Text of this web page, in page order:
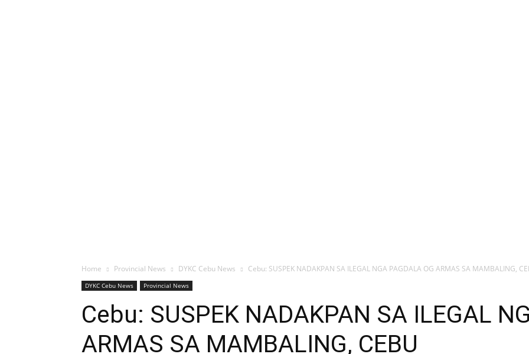
Home Provincial News DYKC Cebu News Cebu: SUSPEK NADAKPAN SA ILEGAL NGA PAGDALA OG ARMAS SA MAMBALING,
DYKC Cebu News Provincial News
Cebu: SUSPEK NADAKPAN SA ILEGAL
ARMAS SA MAMBALING, CEBU